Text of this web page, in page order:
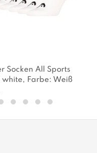
Socken All Sports
white , Farbe: Weiß